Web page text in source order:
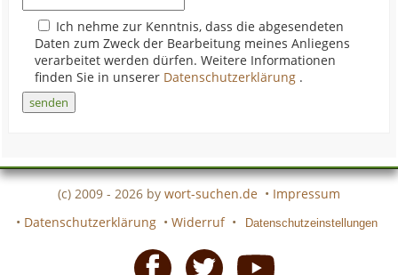
Ich nehme zur Kenntnis, dass die abgesendeten
Daten zum Zweck der Bearbeitung meines Anliegens
verarbeitet werden dürfen. Weitere Informationen
finden Sie in unserer Datenschutzerklärung .
(c) 2009 - 2026 by wort-suchen.de • Impressum
• Datenschutzerklärung • Widerruf • Datenschutzeinstellungen